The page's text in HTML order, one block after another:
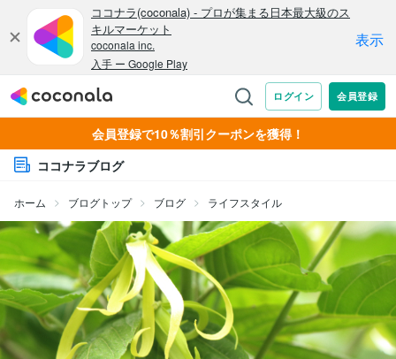
会員登録で10％割引クーポンを獲得！
ココナラブログ
ホーム ブログトップ ブログ ライフスタイル